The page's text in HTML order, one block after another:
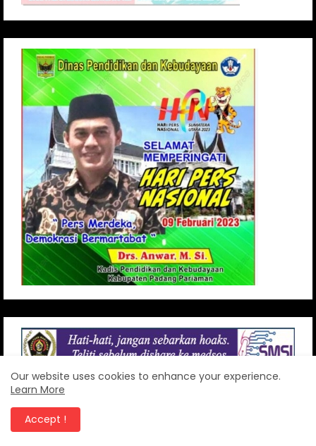
Our website uses cookies to enhance your experience.
Learn More
Accept !